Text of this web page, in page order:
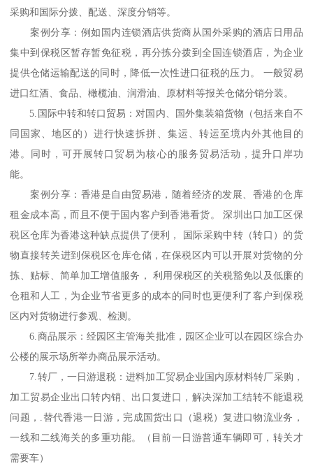
采购和国际分拨、配送、深度分销等。
案例分享：例如国内连锁酒店供货商从国外采购的酒店日用品
集中到保税区暂存暂免征税，再分拣分拨到全国连锁酒店，为企业
提供仓储运输配送的同时，降低一次性进口征税的压力。 一般贸易
进口红酒、食品、橄榄油、润滑油、原材料等报关仓储分销分装。
5.国际中转和转口贸易：对国内、国外集装箱货物（包括来自不
同国家、地区的）进行快速拆拼、集运、转运至境内外其他目的
港。同时，可开展转口贸易为核心的服务贸易活动，提升口岸功
能。
案例分享：香港是自由贸易港，随着经济的发展、香港的仓库
租金成本高，而且不便于国内客户到香港看货。 深圳出口加工区保
税区仓库为香港这种缺点提供了便利， 国际采购中转（转口）的货
物直接转关进到保税区仓库仓储，在保税区内可以开展对货物的分
拣、贴标、简单加工增值服务， 利用保税区的关税豁免以及低廉的
仓租和人工，为企业节省更多的成本的同时也更便利了客户到保税
区内对货物进行参观、检测。
6.商品展示：经园区主管海关批准，园区企业可以在园区综合办
公楼的展示场所举办商品展示活动。
7.转厂，一日游退税：进料加工贸易企业国内原材料转厂采购，
加工贸易企业出口转内销、出口复进口，解决深加工结转不能退税
问题，.替代香港一日游，完成国货出口（退税）复进口物流业务，
一线和二线海关的多重功能。（目前一日游普通车辆即可，转关才
需要车）